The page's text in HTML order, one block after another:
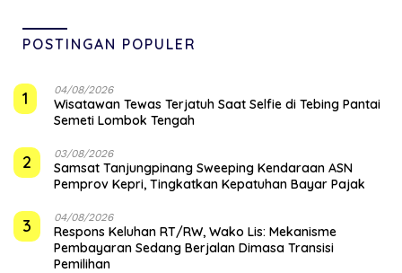
POSTINGAN POPULER
1 04/08/2026
Wisatawan Tewas Terjatuh Saat Selfie di Tebing Pantai
Semeti Lombok Tengah
2 03/08/2026
Samsat Tanjungpinang Sweeping Kendaraan ASN
Pemprov Kepri, Tingkatkan Kepatuhan Bayar Pajak
3 04/08/2026
‎Respons Keluhan RT/RW, Wako Lis: Mekanisme
Pembayaran Sedang Berjalan Dimasa Transisi
Pemilihan